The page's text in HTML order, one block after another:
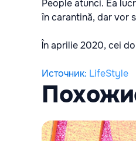
People atunci. Ea
în carantină, dar vor
În aprilie 2020, cei
Источник: LifeStyle